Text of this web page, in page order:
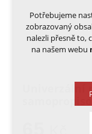
Univerzální
Potřebujeme
zobrazovaný
nalezli přesně to,
na našem webu